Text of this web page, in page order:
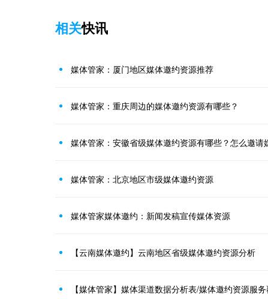
相关快讯
媒体管家：厦门地区媒体邀约资源推荐
媒体管家：重庆周边的媒体邀约资源有哪些？
媒体管家：安徽省级媒体邀约资源有哪些？怎么邀请
媒体管家：北京地区市级媒体邀约资源
媒体管家媒体邀约：新闻发稿宣传媒体资源
【云南媒体邀约】云南地区省级媒体邀约资源分析
【媒体管家】媒体渠道数据分析表/媒体邀约资源服